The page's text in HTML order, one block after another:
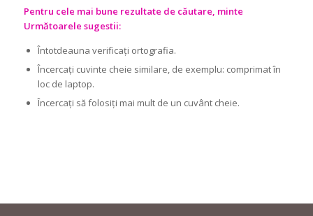
Pentru cele mai bune rezultate de căutare, minte
Următoarele sugestii:
Întotdeauna verificați ortografia.
Încercați cuvinte cheie similare, de exemplu: comprimat în
loc de laptop.
Încercați să folosiți mai mult de un cuvânt cheie.